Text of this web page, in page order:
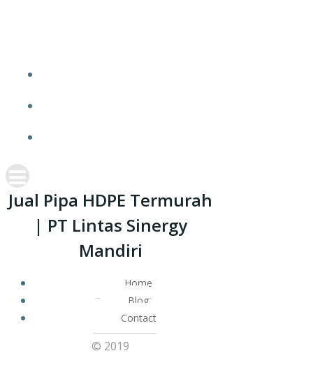
Jual Pipa HDPE Termurah
| PT Lintas Sinergy
Mandiri
Home
Blog
Contact
© 2019